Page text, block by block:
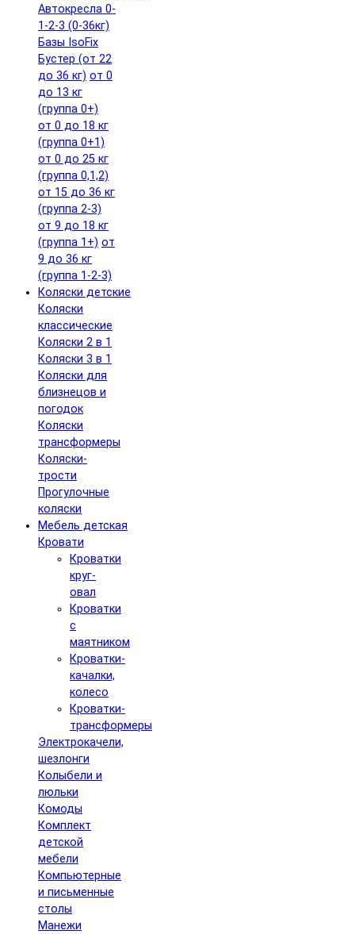
Автокресла 0-
1-2-3 (0-36кг)
Базы IsoFix
Бустер (от 22
до 36 кг) от 0
до 13 кг
(группа 0+)
от 0 до 18 кг
(группа 0+1)
от 0 до 25 кг
(группа 0,1,2)
от 15 до 36 кг
(группа 2-3)
от 9 до 18 кг
(группа 1+) от
9 до 36 кг
(группа 1-2-3)
Коляски детские
Коляски
классические
Коляски 2 в 1
Коляски 3 в 1
Коляски для
близнецов и
погодок
Коляски
трансформеры
Коляски-
трости
Прогулочные
коляски
Мебель детская
Кровати
Кроватки
круг-
овал
Кроватки
с
маятником
Кроватки-
качалки,
колесо
Кроватки-
трансформеры
Электрокачели,
шезлонги
Колыбели и
люльки
Комоды
Комплект
детской
мебели
Компьютерные
и письменные
столы
Манежи